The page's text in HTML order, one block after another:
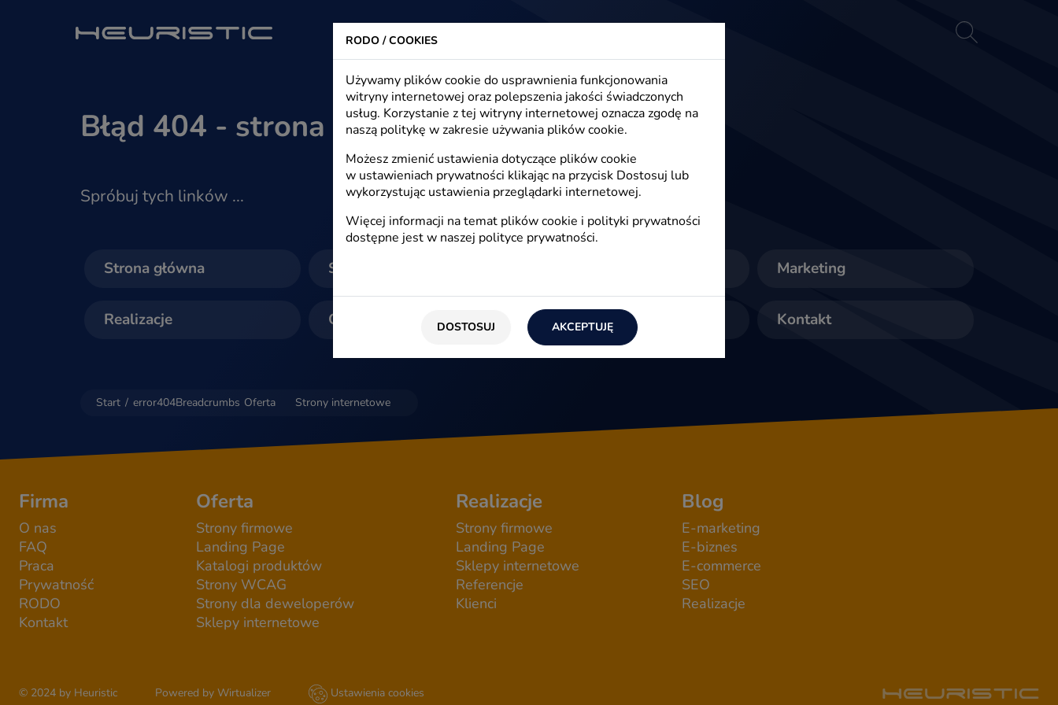
Heuristic - strony www, sklepy internetowe, e-marketing
Błąd 404 - strona gdzieś się zapodziała
Spróbuj tych linków ...
Strona główna Strony www Marketing
Realizacje O nas Blog Kontakt
Start / error404Breadcrumbs Oferta Strony internetowe
Firma
O nas
FAQ
Praca
Prywatność
RODO
Kontakt
Oferta
Strony firmowe
Landing Page
Katalogi produktów
Strony WCAG
Strony dla deweloperów
Sklepy internetowe
Realizacje
Strony firmowe
Landing Page
Sklepy internetowe
Referencje
Klienci
Blog
E-marketing
E-biznes
E-commerce
SEO
Realizacje
© 2024 by Heuristic Powered by Wirtualizer Ustawienia cookies
RODO / COOKIES
Używamy plików cookie do usprawnienia funkcjonowania
witryny internetowej oraz polepszenia jakości świadczonych
usług. Korzystanie z tej witryny internetowej oznacza zgodę na
naszą politykę w zakresie używania plików cookie.
Możesz zmienić ustawienia dotyczące plików cookie
w ustawieniach prywatności klikając na przycisk Dostosuj lub
wykorzystując ustawienia przeglądarki internetowej.
Więcej informacji na temat plików cookie i polityki prywatności
dostępne jest w naszej polityce prywatności.
DOSTOSUJ AKCEPTUJĘ